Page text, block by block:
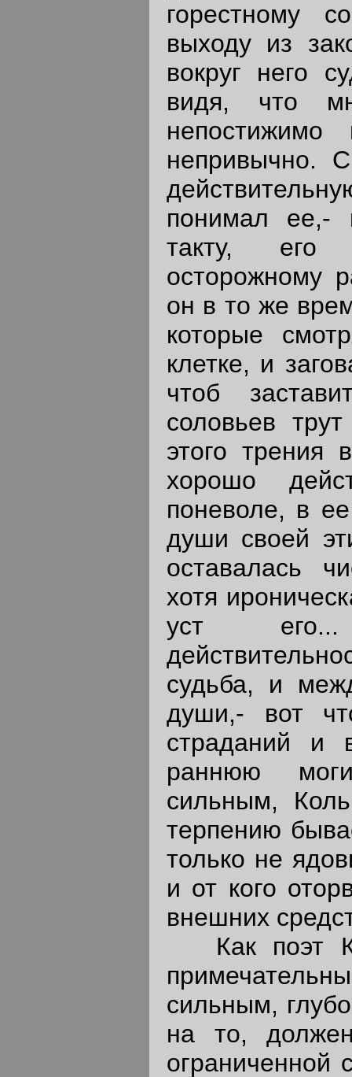
горестному
выходу из
вокруг него
видя, что
непривычно.
понимал ее,-
такту, его
осторожному
он в то же
которые
клетке, и
чтоб
соловьев
этого трения
хорошо
поневоле, в
души своей
оставалась
хотя
уст его...
судьба, и
души,- вот
страданий и
раннюю
сильным,
терпению
только не
и от кого
внешних
Как поэт
сильным,
на то,
ограниченной